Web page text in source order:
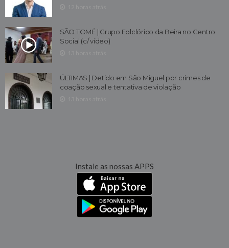
SÃO TOMÉ | Grupo Folclórico da Beira no Centro
Social (c/ vídeo)
ÚLTIMAS | Detido em São Miguel por crimes de
coação sexual e tentativa de violação
Instale as nossas APPS